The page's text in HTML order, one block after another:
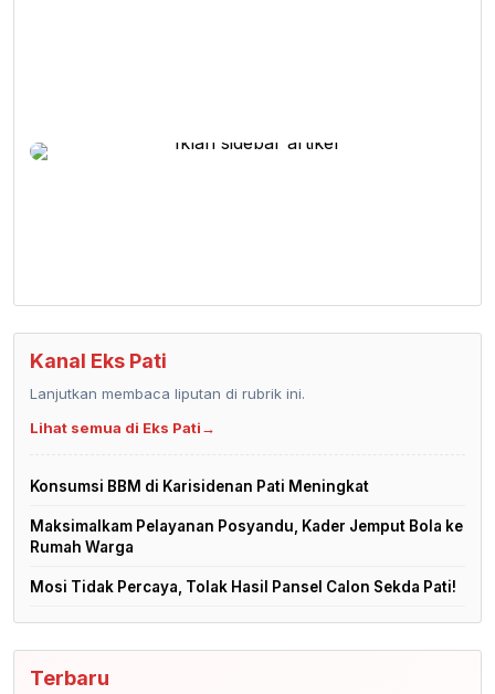
Kanal Eks Pati
Lanjutkan membaca liputan di rubrik ini.
Lihat semua di Eks Pati→
Konsumsi BBM di Karisidenan Pati Meningkat
Maksimalkam Pelayanan Posyandu, Kader Jemput Bola ke
Rumah Warga
Mosi Tidak Percaya, Tolak Hasil Pansel Calon Sekda Pati!
Terbaru